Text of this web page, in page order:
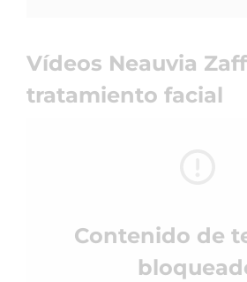
Vídeos Neauvia
tratamiento facial
Contenido de